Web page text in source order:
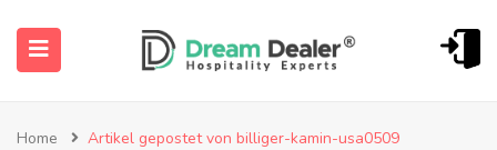
Home Artikel gepostet von billiger-kamin-usa0509